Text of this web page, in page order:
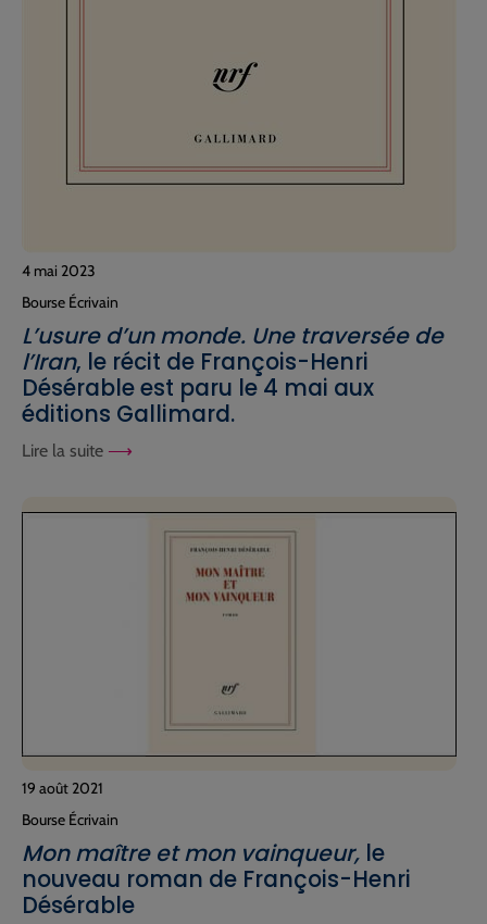
4 mai 2023
Bourse Écrivain
L’usure d’un monde. Une traversée de
l’Iran, le récit de François-Henri
Désérable est paru le 4 mai aux
éditions Gallimard.
Lire la suite
19 août 2021
Bourse Écrivain
Mon maître et mon vainqueur, le
nouveau roman de François-Henri
Désérable